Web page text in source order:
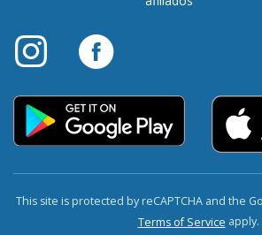
This site is protected by reCAPTCHA and the
Terms of Service apply.